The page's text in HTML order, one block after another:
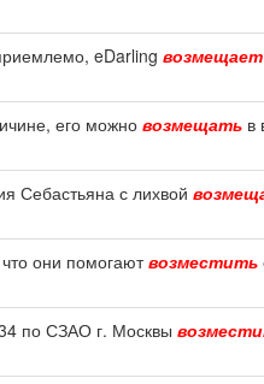
eDarling возмещает
его можно возмещать в
Себастьяна с лихвой
они помогаютвозместить
по СЗАО г. Москвы